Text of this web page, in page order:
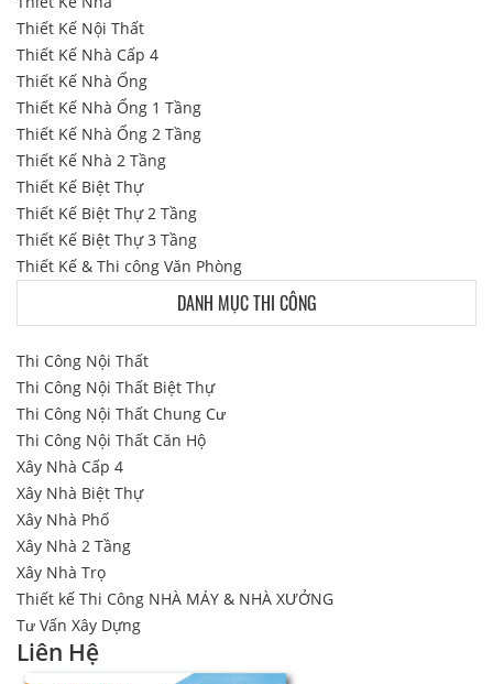
Thiết Kế Nội Thất
Thiết Kế Nhà Cấp 4
Thiết Kế Nhà Ống
Thiết Kế Nhà Ống 1 Tầng
Thiết Kế Nhà Ống 2 Tầng
Thiết Kế Nhà 2 Tầng
Thiết Kế Biệt Thự
Thiết Kế Biệt Thự 2 Tầng
Thiết Kế Biệt Thự 3 Tầng
Thiết Kế & Thi công Văn Phòng
DANH MỤC THI CÔNG
Thi Công Nội Thất
Thi Công Nội Thất Biệt Thự
Thi Công Nội Thất Chung Cư
Thi Công Nội Thất Căn Hộ
Xây Nhà Cấp 4
Xây Nhà Biệt Thự
Xây Nhà Phố
Xây Nhà 2 Tầng
Xây Nhà Trọ
Thiết kế Thi Công NHÀ MÁY & NHÀ XƯỞNG
Tư Vấn Xây Dựng
Liên Hệ